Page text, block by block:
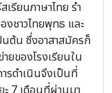
เรียนภาษาไทย รำ
ชาวไทยพุทธ และ
ต้น ซึ่งอาสาสมัครก็
ยของโรงเรียนใน
รดำเนินจึงเป็นที่